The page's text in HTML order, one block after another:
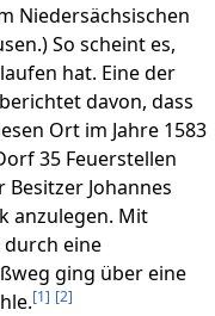
Niedersächsischen
So scheint es,
hat. Eine der
davon, dass
Ort im Jahre 1583
35 Feuerstellen
Johannes
anzulegen. Mit
eine
ging über eine
[1] [2]